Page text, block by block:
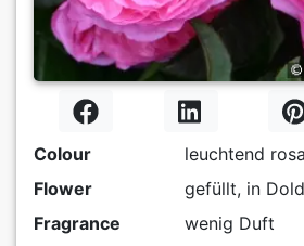
Colour
leuchtend
Flower
gefüllt, in
Fragrance
wenig Duft